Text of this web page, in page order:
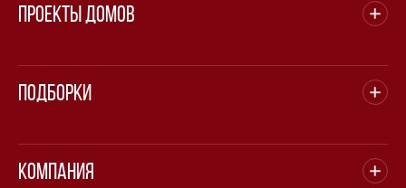
Проекты домов
Подборки
Компания